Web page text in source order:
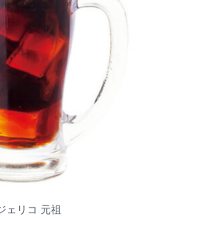
ェリコ 元祖